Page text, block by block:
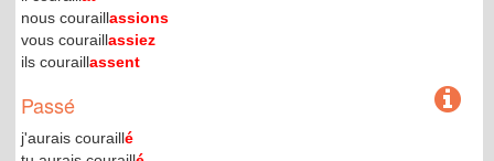
nous couraillassions
vous couraillassiez
ils couraillassent
Passé
j'aurais couraillé